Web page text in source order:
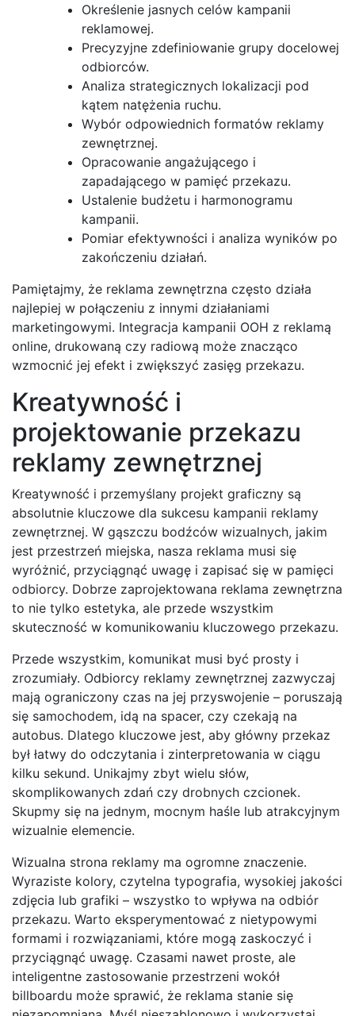
Określenie jasnych celów kampanii
reklamowej.
Precyzyjne zdefiniowanie grupy docelowej
odbiorców.
Analiza strategicznych lokalizacji pod
kątem natężenia ruchu.
Wybór odpowiednich formatów reklamy
zewnętrznej.
Opracowanie angażującego i
zapadającego w pamięć przekazu.
Ustalenie budżetu i harmonogramu
kampanii.
Pomiar efektywności i analiza wyników po
zakończeniu działań.
Pamiętajmy, że reklama zewnętrzna często działa
najlepiej w połączeniu z innymi działaniami
marketingowymi. Integracja kampanii OOH z reklamą
online, drukowaną czy radiową może znacząco
wzmocnić jej efekt i zwiększyć zasięg przekazu.
Kreatywność i
projektowanie przekazu
reklamy zewnętrznej
Kreatywność i przemyślany projekt graficzny są
absolutnie kluczowe dla sukcesu kampanii reklamy
zewnętrznej. W gąszczu bodźców wizualnych, jakim
jest przestrzeń miejska, nasza reklama musi się
wyróżnić, przyciągnąć uwagę i zapisać się w pamięci
odbiorcy. Dobrze zaprojektowana reklama zewnętrzna
to nie tylko estetyka, ale przede wszystkim
skuteczność w komunikowaniu kluczowego przekazu.
Przede wszystkim, komunikat musi być prosty i
zrozumiały. Odbiorcy reklamy zewnętrznej zazwyczaj
mają ograniczony czas na jej przyswojenie – poruszają
się samochodem, idą na spacer, czy czekają na
autobus. Dlatego kluczowe jest, aby główny przekaz
był łatwy do odczytania i zinterpretowania w ciągu
kilku sekund. Unikajmy zbyt wielu słów,
skomplikowanych zdań czy drobnych czcionek.
Skupmy się na jednym, mocnym haśle lub atrakcyjnym
wizualnie elemencie.
Wizualna strona reklamy ma ogromne znaczenie.
Wyraziste kolory, czytelna typografia, wysokiej jakości
zdjęcia lub grafiki – wszystko to wpływa na odbiór
przekazu. Warto eksperymentować z nietypowymi
formami i rozwiązaniami, które mogą zaskoczyć i
przyciągnąć uwagę. Czasami nawet proste, ale
inteligentne zastosowanie przestrzeni wokół
billboardu może sprawić, że reklama stanie się